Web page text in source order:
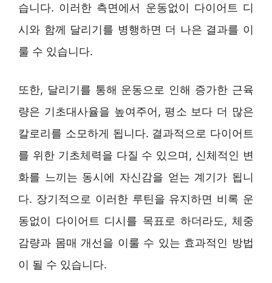
습니다. 이러한 측면에서 운동없이 다이어트 디
시와 함께 달리기를 병행하면 더 나은 결과를 이
룰 수 있습니다.
또한, 달리기를 통해 운동으로 인해 증가한 근육
량은 기초대사율을 높여주어, 평소 보다 더 많은
칼로리를 소모하게 됩니다. 결과적으로 다이어트
를 위한 기초체력을 다질 수 있으며, 신체적인 변
화를 느끼는 동시에 자신감을 얻는 계기가 됩니
다. 장기적으로 이러한 루틴을 유지하면 비록 운
동없이 다이어트 디시를 목표로 하더라도, 체중
감량과 몸매 개선을 이룰 수 있는 효과적인 방법
이 될 수 있습니다.